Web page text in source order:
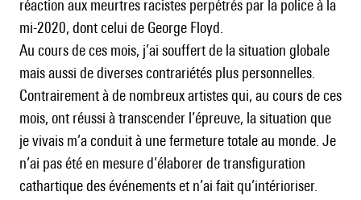
réaction aux meurtres racistes perpétrés par la police à la
mi-2020, dont celui de George Floyd.
Au cours de ces mois, j’ai souffert de la situation globale
mais aussi de diverses contrariétés plus personnelles.
Contrairement à de nombreux artistes qui, au cours de ces
mois, ont réussi à transcender l’épreuve, la situation que
je vivais m’a conduit à une fermeture totale au monde. Je
n’ai pas été en mesure d’élaborer de transfiguration
cathartique des événements et n’ai fait qu’intérioriser.